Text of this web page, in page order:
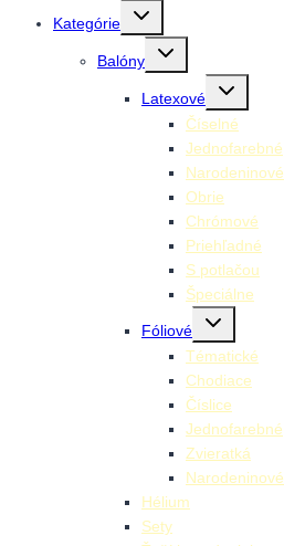
Kategórie
Toggle
menu
Balóny
Toggle
Latexové
Toggle
menu
Číselné
Jednofarebné
Narodeninové
Obrie
Chrómové
Priehľadné
S potlačou
Špeciálne
Fóliové
Toggle
menu
Tématické
Chodiace
Číslice
Jednofarebné
Zvieratká
Narodeninové
Hélium
Sety